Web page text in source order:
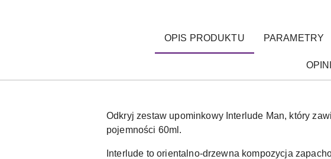
OPIS PRODUKTU PARAMETRY
Odkryj zestaw upominkowy Interlude Man, który
pojemności 60ml.
Interlude to orientalno-drzewna kompozycja